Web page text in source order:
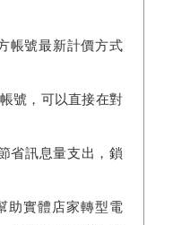
帳號最新計價方式
號，可以直接在對
省訊息量支出，鎖
助實體店家轉型電